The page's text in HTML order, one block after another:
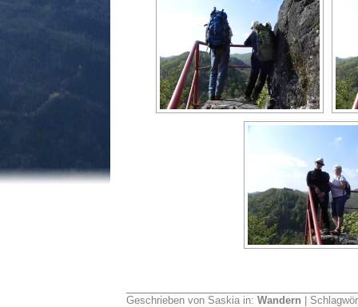
Geschrieben von Saskia in: Wandern |